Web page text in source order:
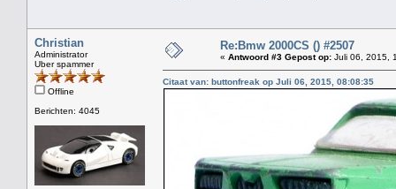
Christian
Administrator
Uber spammer
Offline
Berichten: 4045
Re:Bmw 2000CS () #2507
« Antwoord #3 Gepost op: Juli 06, 2015,
Citaat van: buttonfreak op Juli 06, 2015, 08:08:35